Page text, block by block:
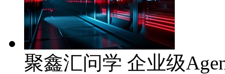
聚鑫汇问学 企业级